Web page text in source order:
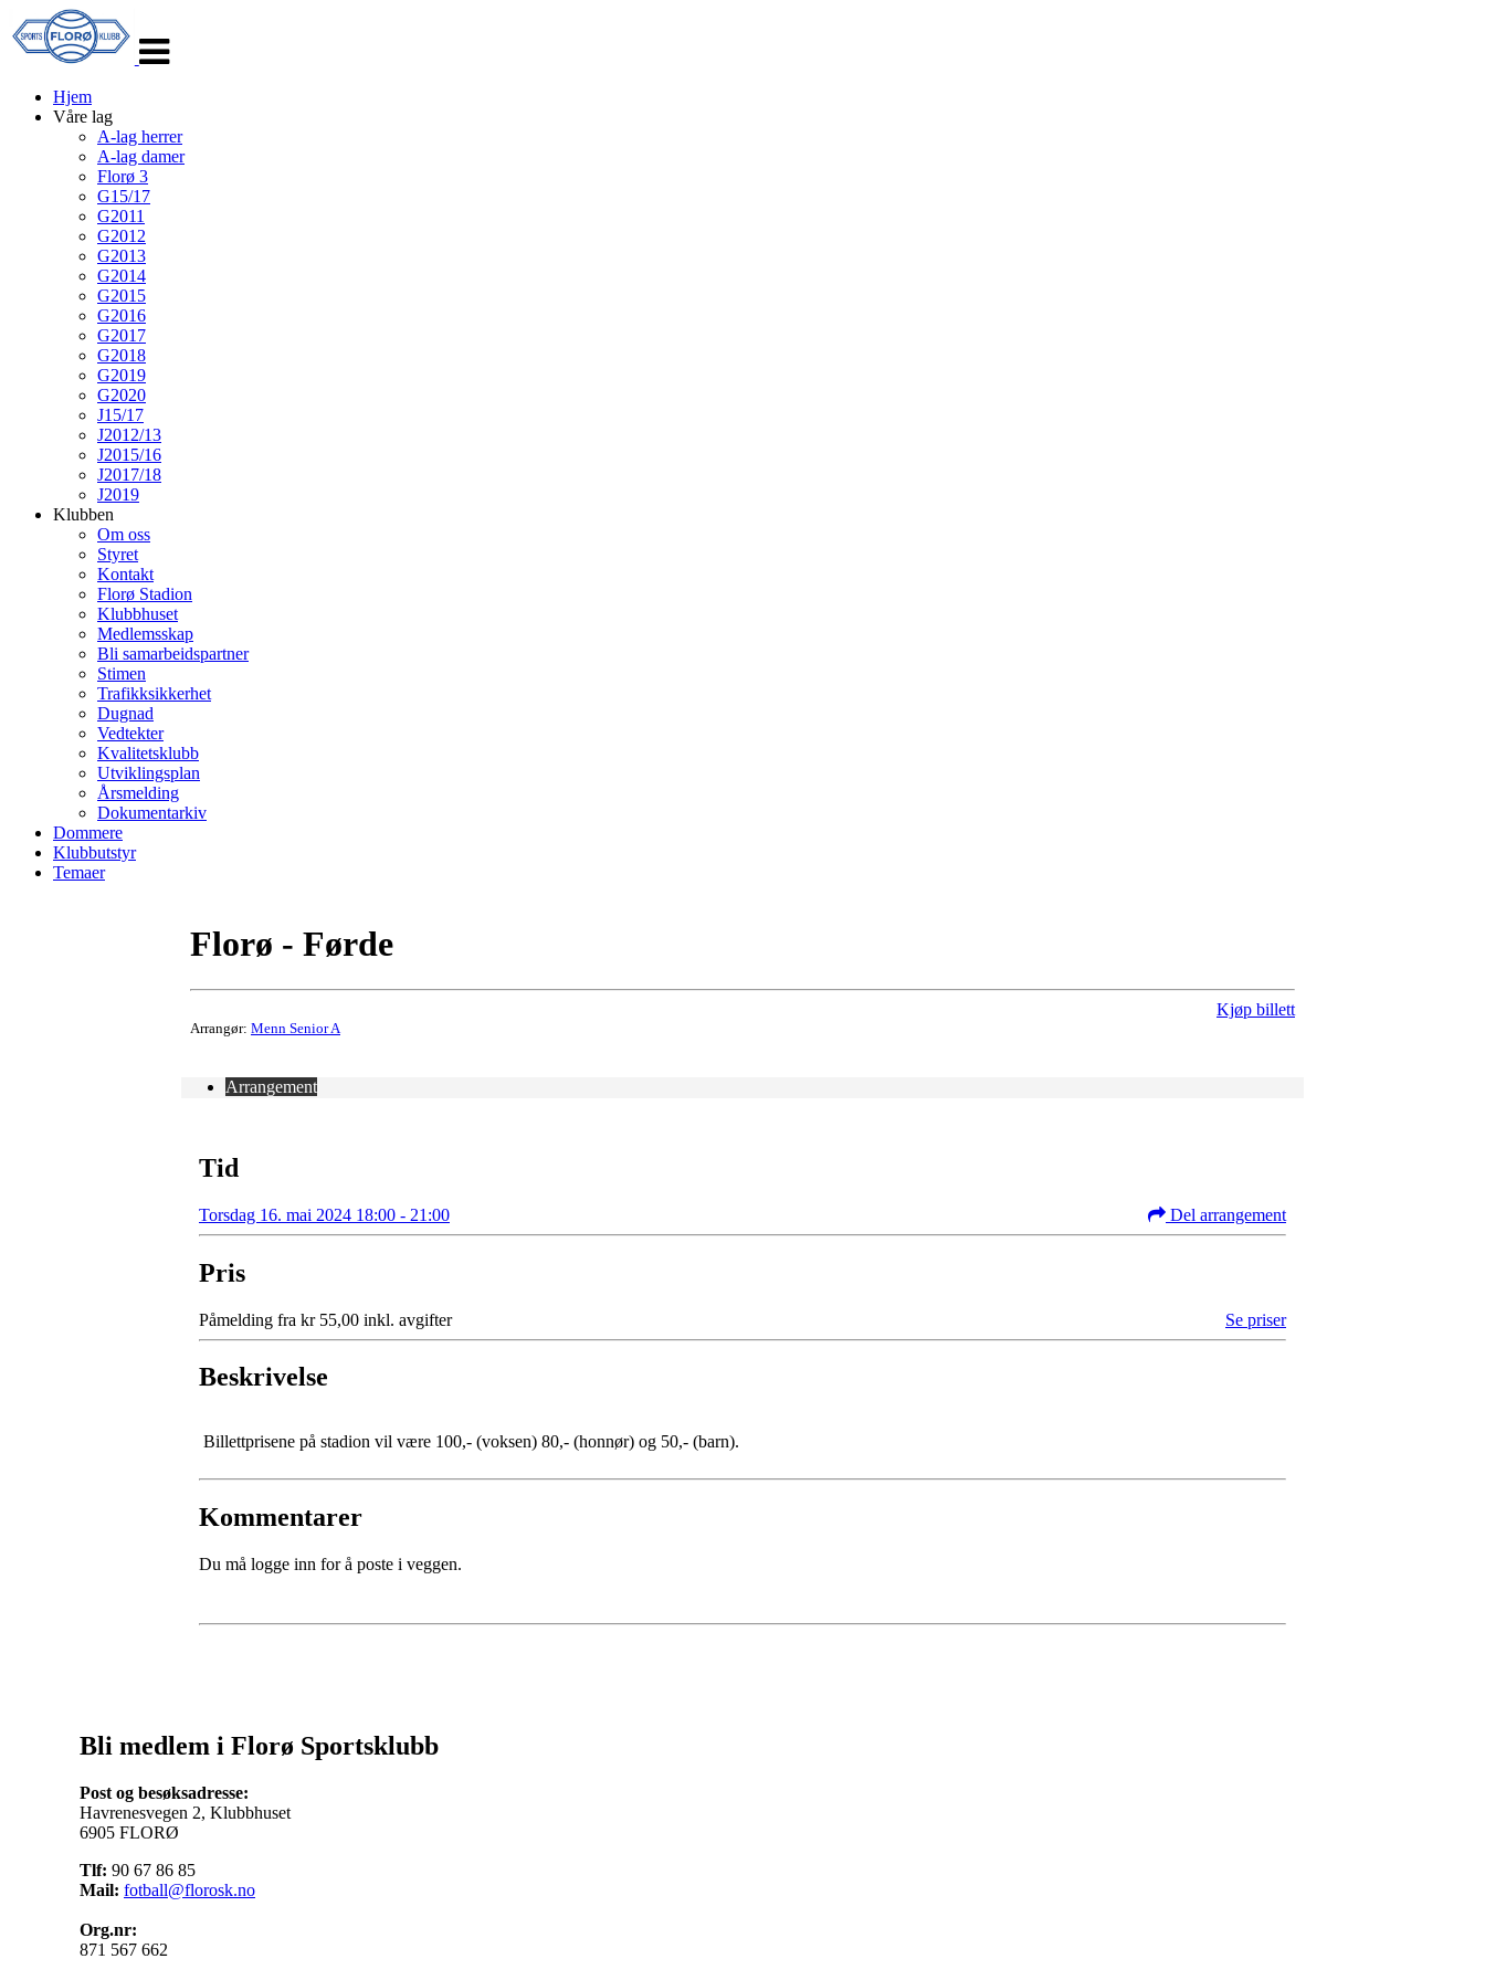
navigasjon
Hjem
Våre lag
A-lag herrer
A-lag damer
Florø 3
G15/17
G2011
G2012
G2013
G2014
G2015
G2016
G2017
G2018
G2019
G2020
J15/17
J2012/13
J2015/16
J2017/18
J2019
Klubben
Om oss
Styret
Kontakt
Florø Stadion
Klubbhuset
Medlemsskap
Bli samarbeidspartner
Stimen
Trafikksikkerhet
Dugnad
Vedtekter
Kvalitetsklubb
Utviklingsplan
Årsmelding
Dokumentarkiv
Dommere
Klubbutstyr
Temaer
Florø - Førde
Arrangør: Menn Senior A
Kjøp billett
Arrangement
Tid
Torsdag 16. mai 2024 18:00 - 21:00 Del arrangement
Pris
Påmelding fra kr 55,00 inkl. avgifter Se priser
Beskrivelse
Billettprisene på stadion vil være 100,- (voksen) 80,- (honnør) og 50,- (barn).
Kommentarer
Du må logge inn for å poste i veggen.
Bli medlem i Florø Sportsklubb
Post og besøksadresse:
Havrenesvegen 2, Klubbhuset
6905 FLORØ
Tlf: 90 67 86 85
Mail: fotball@florosk.no
Org.nr:
871 567 662